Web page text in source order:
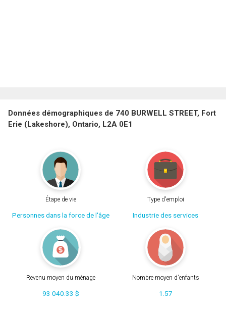
Données démographiques de 740 BURWELL STREET, Fort
Erie (Lakeshore), Ontario, L2A 0E1
Étape de vie
Personnes dans la force de l'âge
Type d'emploi
Industrie des services
Revenu moyen du ménage
93 040.33 $
Nombre moyen d'enfants
1.57